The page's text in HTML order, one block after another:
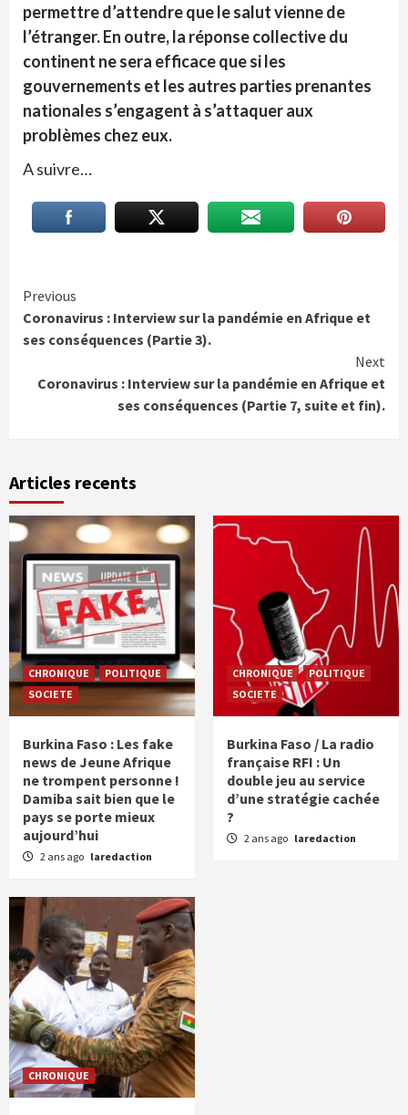
permettre d’attendre que le salut vienne de
l’étranger. En outre, la réponse collective du
continent ne sera efficace que si les
gouvernements et les autres parties prenantes
nationales s’engagent à s’attaquer aux
problèmes chez eux.
A suivre…
Continue
Reading
Previous
Coronavirus : Interview sur la pandémie en Afrique et
ses conséquences (Partie 3).
Next
Coronavirus : Interview sur la pandémie en Afrique et
ses conséquences (Partie 7, suite et fin).
Articles recents
CHRONIQUE
POLITIQUE
SOCIETE
Burkina Faso : Les fake
news de Jeune Afrique
ne trompent personne !
Damiba sait bien que le
pays se porte mieux
aujourd’hui
2 ans ago laredaction
CHRONIQUE
POLITIQUE
SOCIETE
Burkina Faso / La radio
française RFI : Un
double jeu au service
d’une stratégie cachée
?
2 ans ago laredaction
CHRONIQUE